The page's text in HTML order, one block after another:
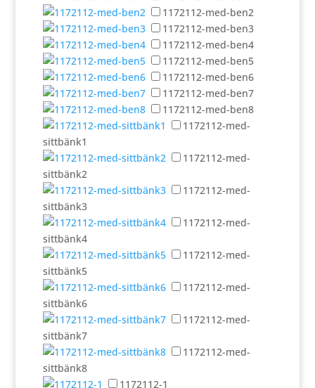
1172112-med-ben2
1172112-med-ben3
1172112-med-ben4
1172112-med-ben5
1172112-med-ben6
1172112-med-ben7
1172112-med-ben8
1172112-med-
sittbänk1
1172112-med-
sittbänk2
1172112-med-
sittbänk3
1172112-med-
sittbänk4
1172112-med-
sittbänk5
1172112-med-
sittbänk6
1172112-med-
sittbänk7
1172112-med-
sittbänk8
1172112-1